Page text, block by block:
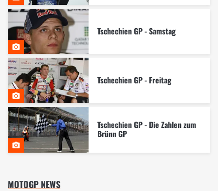
Tschechien GP - Samstag
Tschechien GP - Freitag
Tschechien GP - Die Zahlen zum
Brünn GP
MOTOGP NEWS